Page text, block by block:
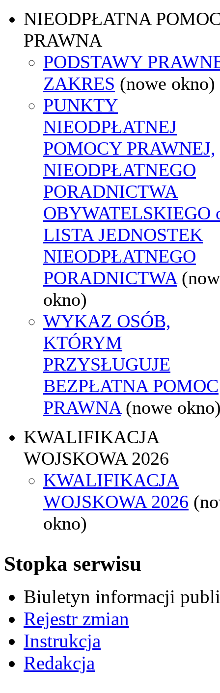
NIEODPŁATNA
PRAWNA
PODSTAWY
ZAKRES (nowe okno)
PUNKTY
NIEODPŁATNEJ
POMOCY PRAWNEJ,
NIEODPŁATNEGO
PORADNICTWA
OBYWATELSKIEGO
LISTA JEDNOSTEK
NIEODPŁATNEGO
PORADNICTWA
okno)
WYKAZ OSÓB,
KTÓRYM
PRZYSŁUGUJE
BEZPŁATNA POMOC
PRAWNA (nowe
KWALIFIKACJA
WOJSKOWA 2026
KWALIFIKACJA
WOJSKOWA 2026
okno)
Stopka serwisu
Biuletyn informacji
Rejestr zmian
Instrukcja
Redakcja